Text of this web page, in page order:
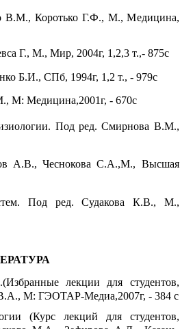
В.М., Коротько Г.Ф., М., Медицина,
Г., М., Мир, 2004г, 1,2,3 т.,- 875с
Б.И., СПб, 1994г, 1,2 т., - 979с
М: Медицина,2001г, - 670с
Под ред. Смирнова В.М.,
А.В., Чеснокова С.А.,М., Высшая
Под ред. Судакова К.В., М.,
лекции для студентов,
В.А., М: ГЭОТАР-Медиа,2007г, - 384 с
(Курс лекций для студентов,